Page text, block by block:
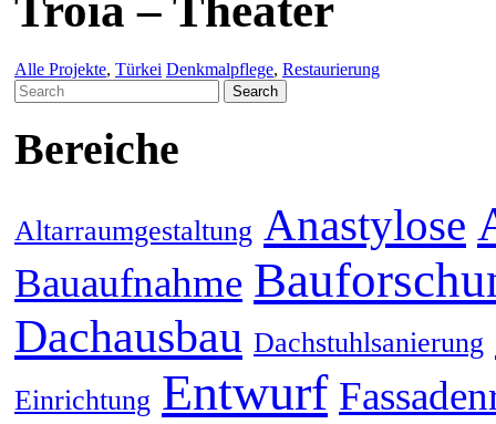
Alle Projekte, Türkei Denkmalpflege, Restaurierung
Search
for:
Bereiche
Altarraumgestaltung Anastylose
Bauaufnahme
Dachausbau Dachstuhlsanierung
Einrichtung Entwurf